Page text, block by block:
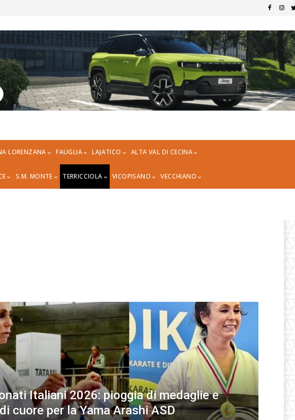
LORENZANA FAUGLIA LAJATICO ALTA VAL DI CECINA
S.M. MONTE TERRICCIOLA VICOPISANO VECCHIANO
Italiani 2026: pioggia di medaglie e
cuore per la Yama Arashi ASD